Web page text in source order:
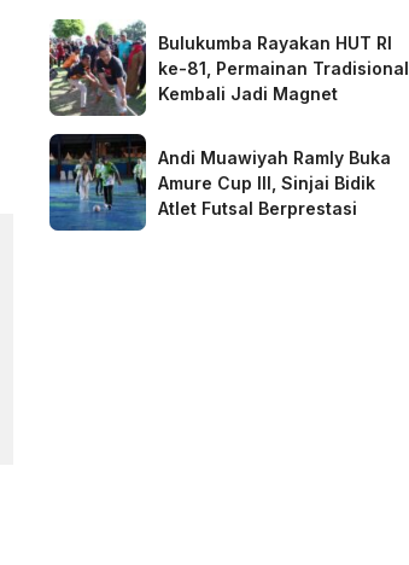
Bulukumba Rayakan HUT RI
ke-81, Permainan Tradisional
Kembali Jadi Magnet
Andi Muawiyah Ramly Buka
Amure Cup III, Sinjai Bidik
Atlet Futsal Berprestasi